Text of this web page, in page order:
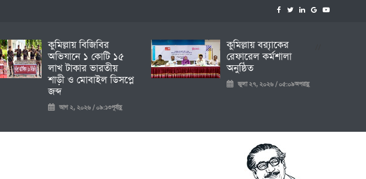
কুমিল্লায় বিজিবির
অভিযানে ১ কোটি ১৫
লাখ টাকার ভারতীয়
শাড়ী ও মোবাইল ডিসপ্লে
জব্দ
আগ ২, ২০২৬ / ০৯:১৩পূর্বাহ্ণ
কুমিল্লায় ব্র‍্যাকের
রেফারেল কর্মশালা
অনুষ্ঠিত
জুলা ২৭, ২০২৬ / ০৫:০৯অপরাহ্ণ